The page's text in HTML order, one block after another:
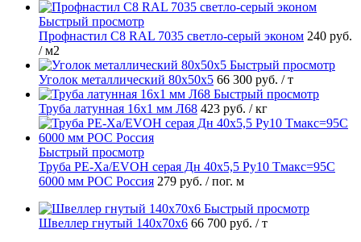
Быстрый просмотр
Профнастил С8 RAL 7035 светло-серый эконом 240 руб.
/ м2
Быстрый просмотр
Уголок металлический 80х50х5 66 300 руб. / т
Быстрый просмотр
Труба латунная 16х1 мм Л68 423 руб. / кг
Быстрый просмотр
Труба PE-Xa/EVOH серая Дн 40х5,5 Ру10 Тмакс=95C
6000 мм РОС Россия 279 руб. / пог. м
Быстрый просмотр
Швеллер гнутый 140х70х6 66 700 руб. / т